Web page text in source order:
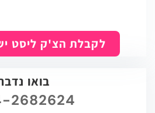
לקבלת הצ'ק ליסט
בואו
2682624